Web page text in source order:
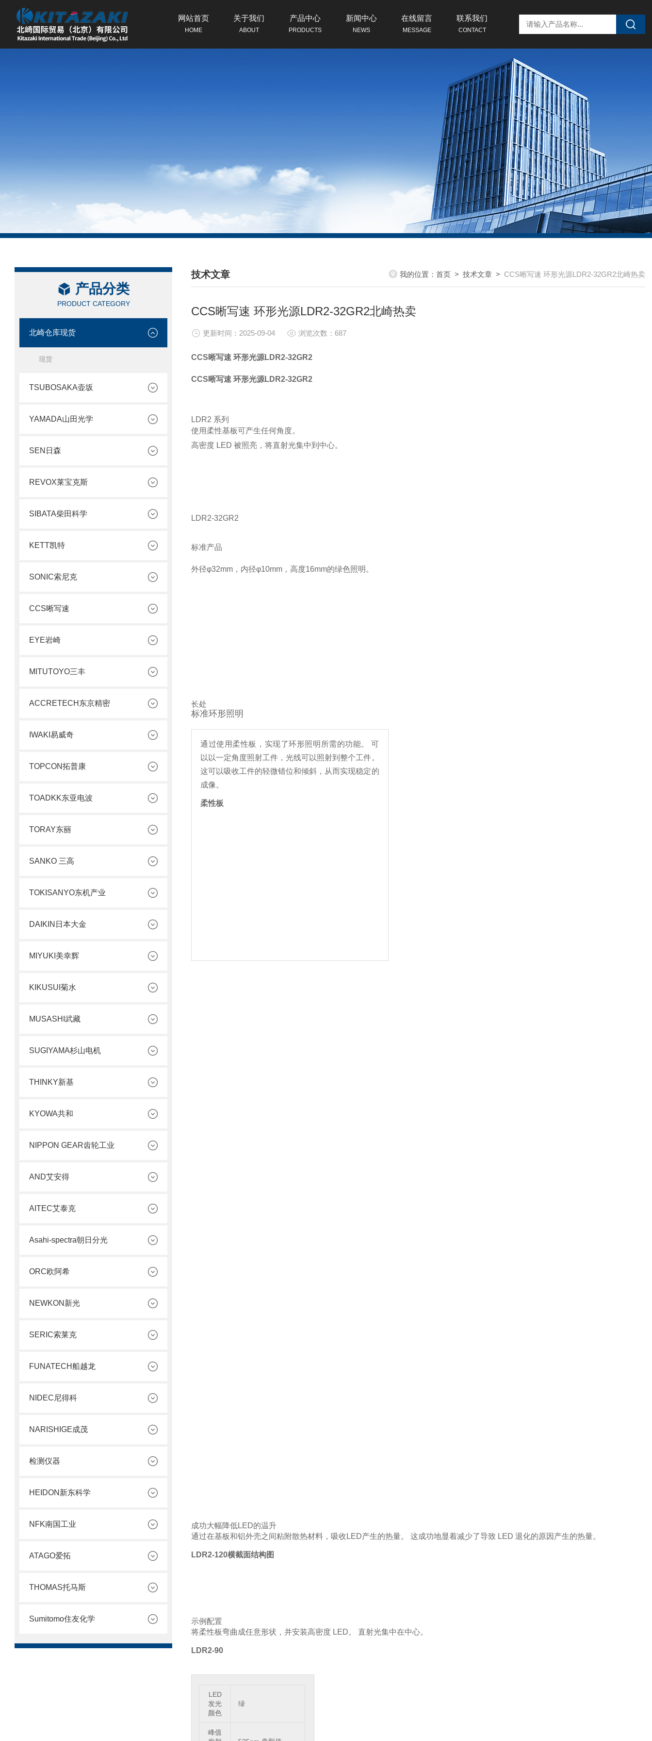
网站首页
HOME
关于我们
ABOUT
产品中心
PRODUCTS
新闻中心
NEWS
在线留言
MESSAGE
联系我们
CONTACT
产品分类
PRODUCT CATEGORY
北崎仓库现货
现货
TSUBOSAKA壶坂
YAMADA山田光学
SEN日森
REVOX莱宝克斯
SIBATA柴田科学
KETT凯特
SONIC索尼克
CCS晰写速
EYE岩崎
MITUTOYO三丰
ACCRETECH东京精密
IWAKI易威奇
TOPCON拓普康
TOADKK东亚电波
TORAY东丽
SANKO 三高
TOKISANYO东机产业
DAIKIN日本大金
MIYUKI美幸辉
KIKUSUI菊水
MUSASHI武藏
SUGIYAMA杉山电机
THINKY新基
KYOWA共和
NIPPON GEAR齿轮工业
AND艾安得
AITEC艾泰克
Asahi-spectra朝日分光
ORC欧阿希
NEWKON新光
SERIC索莱克
FUNATECH船越龙
NIDEC尼得科
NARISHIGE成茂
检测仪器
HEIDON新东科学
NFK南国工业
ATAGO爱拓
THOMAS托马斯
Sumitomo住友化学
技术文章
/ TECHNICAL ARTICLES
我的位置： 首页 > 技术文章 > CCS晰写速 环形光源LDR2-32GR2北崎热卖
CCS晰写速 环形光源LDR2-32GR2北崎热卖
更新时间：2025-09-04 浏览次数：687
CCS晰写速 环形光源LDR2-32GR2
CCS晰写速 环形光源LDR2-32GR2
LDR2 系列
使用柔性基板可产生任何角度。
高密度 LED 被照亮，将直射光集中到中心。
LDR2-32GR2
标准产品
外径φ32mm，内径φ10mm，高度16mm的绿色照明。
长处
标准环形照明
通过使用柔性板，实现了环形照明所需的功能。 可
以以一定角度照射工件，光线可以照射到整个工件。
这可以吸收工件的轻微错位和倾斜，从而实现稳定的
成像。
柔性板
成功大幅降低LED的温升
通过在基板和铝外壳之间粘附散热材料，吸收LED产生的热量。 这成功地显着减少了导致 LED 退化的原因产生的热量。
LDR2-120横截面结构图
示例配置
将柔性板弯曲成任意形状，并安装高密度 LED。 直射光集中在中心。
LDR2-90
LED
发光
颜色
绿
峰值